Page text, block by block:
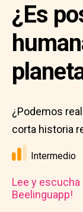
¿Es
¿Podemos
corta historia
Intermedio
Lee y
Beelinguapp!